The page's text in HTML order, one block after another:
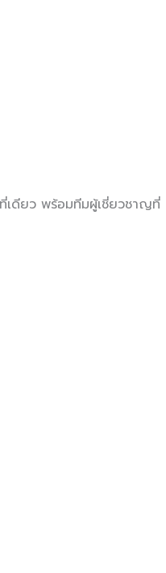
เดียว พร้อมทีมผู้เชี่ยวชาญที่